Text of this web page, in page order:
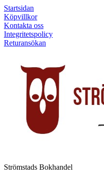
Startsidan
Köpvillkor
Kontakta oss
Integritetspolicy
Returansökan
Strömstads Bokhandel